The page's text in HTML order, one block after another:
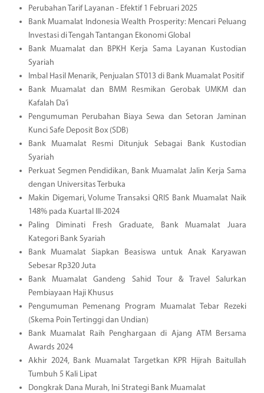
Perubahan Tarif Layanan - Efektif 1 Februari 2025
Bank Muamalat Indonesia Wealth Prosperity: Mencari Peluang
Investasi di Tengah Tantangan Ekonomi Global
Bank Muamalat dan BPKH Kerja Sama Layanan Kustodian
Syariah
Imbal Hasil Menarik, Penjualan ST013 di Bank Muamalat Positif
Bank Muamalat dan BMM Resmikan Gerobak UMKM dan
Kafalah Da’i
Pengumuman Perubahan Biaya Sewa dan Setoran Jaminan
Kunci Safe Deposit Box (SDB)
Bank Muamalat Resmi Ditunjuk Sebagai Bank Kustodian
Syariah
Perkuat Segmen Pendidikan, Bank Muamalat Jalin Kerja Sama
dengan Universitas Terbuka
Makin Digemari, Volume Transaksi QRIS Bank Muamalat Naik
148% pada Kuartal III-2024
Paling Diminati Fresh Graduate, Bank Muamalat Juara
Kategori Bank Syariah
Bank Muamalat Siapkan Beasiswa untuk Anak Karyawan
Sebesar Rp320 Juta
Bank Muamalat Gandeng Sahid Tour & Travel Salurkan
Pembiayaan Haji Khusus
Pengumuman Pemenang Program Muamalat Tebar Rezeki
(Skema Poin Tertinggi dan Undian)
Bank Muamalat Raih Penghargaan di Ajang ATM Bersama
Awards 2024
Akhir 2024, Bank Muamalat Targetkan KPR Hijrah Baitullah
Tumbuh 5 Kali Lipat
Dongkrak Dana Murah, Ini Strategi Bank Muamalat